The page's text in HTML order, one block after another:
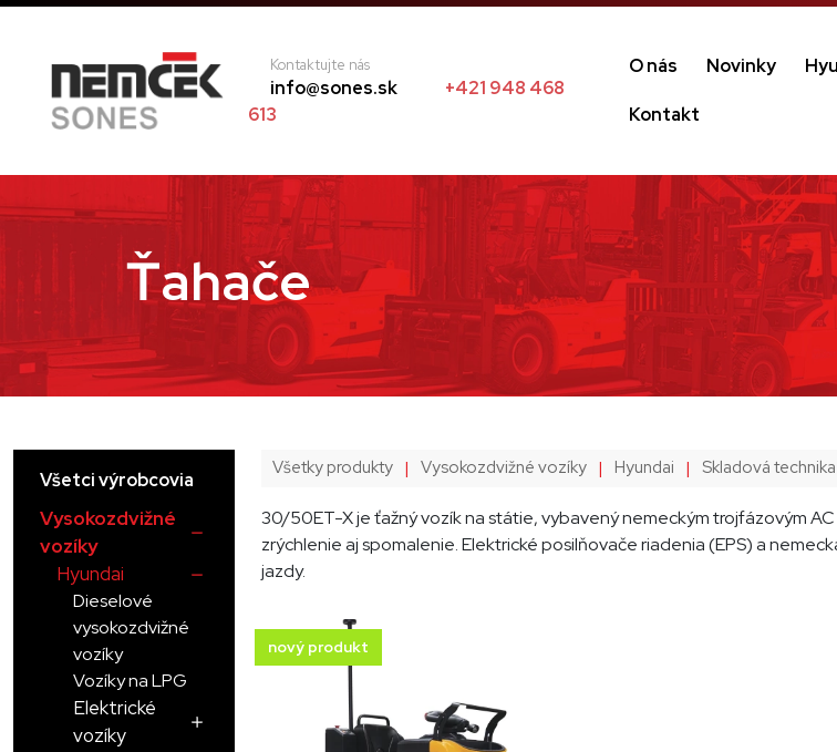
Kontaktujte nás
info@sones.sk
+421 948 468
613
O nás Novinky
Kontakt
Ťahače
Všetci výrobcovia
Vysokozdvižné
vozíky
Hyundai
Dieselové
vysokozdvižné
vozíky
Vozíky na LPG
Elektrické
vozíky
Všetky produkty | Vysokozdvižné vozíky | Hyundai | Skladová technika
30/50ET-X je ťažný vozík na státie, vybavený nemeckým trojfázovým
zrýchlenie aj spomalenie. Elektrické posilňovače riadenia (EPS) a
jazdy.
nový produkt